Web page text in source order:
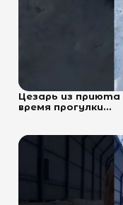
Цезарь из приюта
время прогулки...